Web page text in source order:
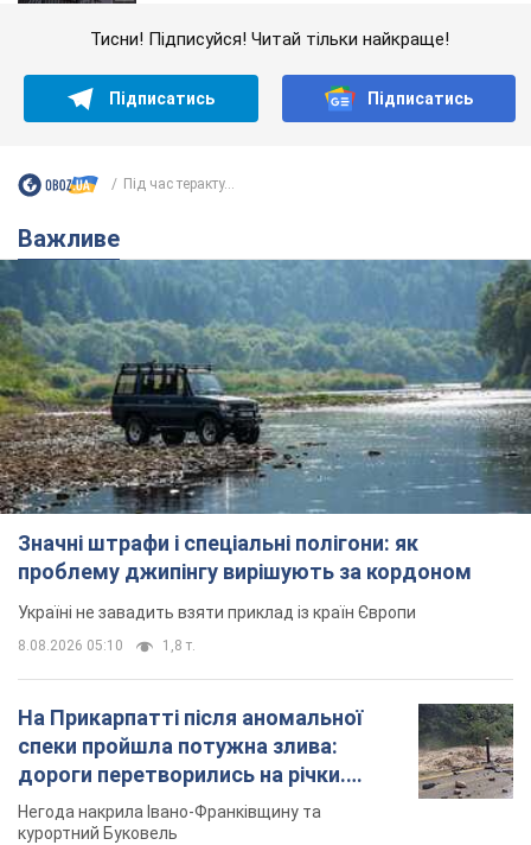
Тисни! Підписуйся! Читай тільки найкраще!
Підписатись Підписатись
Під час теракту...
Важливе
Значні штрафи і спеціальні полігони: як
проблему джипінгу вирішують за кордоном
Україні не завадить взяти приклад із країн Європи
8.08.2026 05:10 1,8 т.
На Прикарпатті після аномальної
спеки пройшла потужна злива:
дороги перетворились на річки.
Відео
Негода накрила Івано-Франківщину та
курортний Буковель